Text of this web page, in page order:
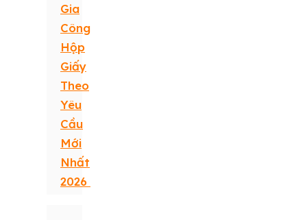
Gia
Công
Hộp
Giấy
Theo
Yêu
Cầu
Mới
Nhất
2026